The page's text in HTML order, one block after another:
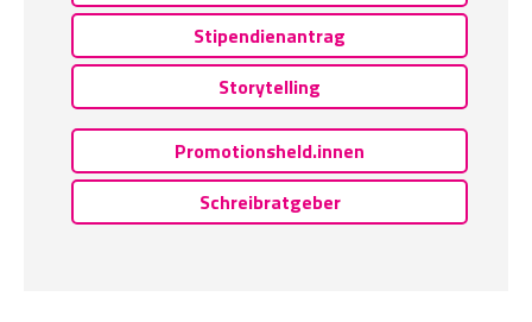
Stipendienantrag
Storytelling
Promotionsheld.innen
Schreibratgeber